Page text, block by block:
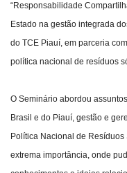
“Responsabilidade
Estado na gestão integrada
do TCE Piauí, em parceria
política nacional de resíduos
O Seminário abordou
Brasil e do Piauí, gestão e
Política Nacional de
extrema importância, onde